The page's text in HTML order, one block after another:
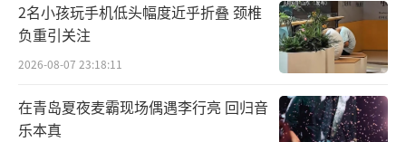
2名小孩玩手机低头幅度近乎折叠 颈椎
负重引关注
2026-08-07 23:18:11
在青岛夏夜麦霸现场偶遇李行亮 回归音
乐本真